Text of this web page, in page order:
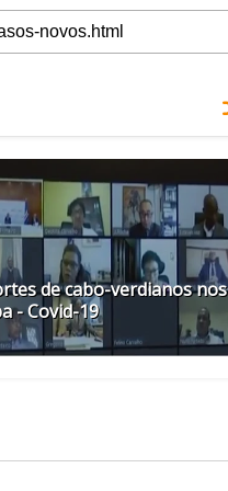
de cabo-verdianos nos
- Covid-19